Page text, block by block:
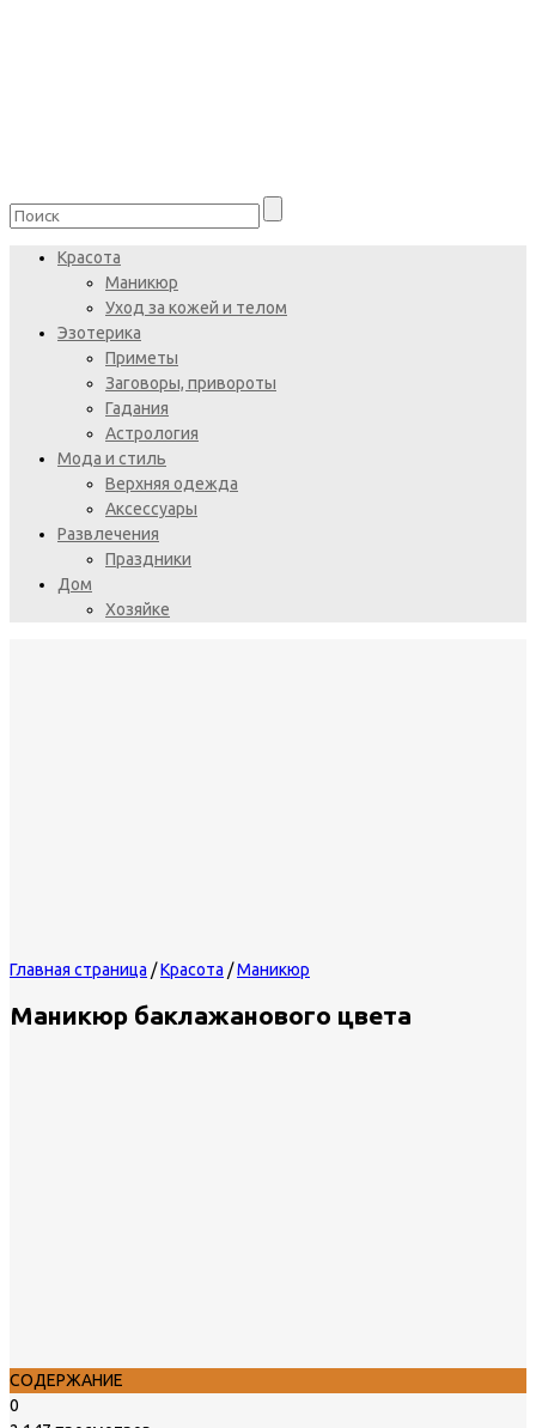
Красота
Маникюр
Уход за кожей и телом
Эзотерика
Приметы
Заговоры, привороты
Гадания
Астрология
Мода и стиль
Верхняя одежда
Аксессуары
Развлечения
Праздники
Дом
Хозяйке
Главная страница /Красота /Маникюр
Маникюр баклажанового цвета
СОДЕРЖАНИЕ
0